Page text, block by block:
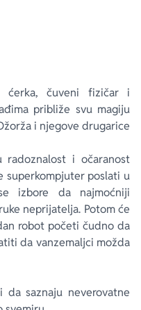
čuveni fizičar i
približe svu magiju
i njegove drugarice
radoznalost i očaranost
superkompjuter poslati u
izbore da najmoćniji
neprijatelja. Potom će
robot početi čudno da
da vanzemaljci možda
saznaju neverovatne